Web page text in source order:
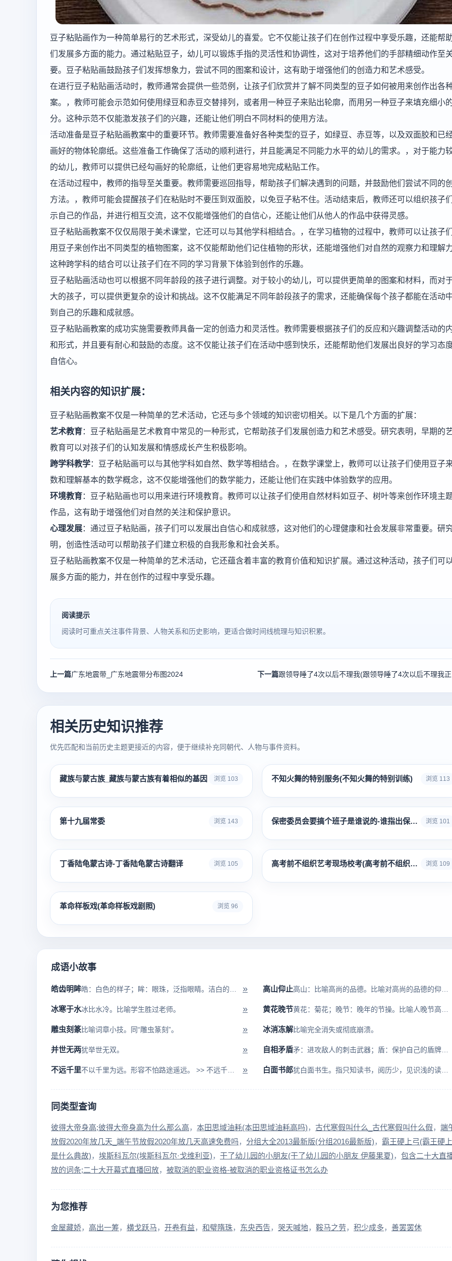
豆子粘贴画作为一种简单易行的艺术形式，深受幼儿的喜爱。它不仅能让孩子们在创作过程中享受乐趣，还能帮
们发展多方面的能力。通过粘贴豆子，幼儿可以锻炼手指的灵活性和协调性，这对于培养他们的手部精细动作至
要。豆子粘贴画鼓励孩子们发挥想象力，尝试不同的图案和设计，这有助于增强他们的创造力和艺术感受。
在进行豆子粘贴画活动时，教师通常会提供一些范例，让孩子们欣赏并了解不同类型的豆子如何被用来创作出各
案。，教师可能会示范如何使用绿豆和赤豆交替排列，或者用一种豆子来贴出轮廓，而用另一种豆子来填充细小
分。这种示范不仅能激发孩子们的兴趣，还能让他们明白不同材料的使用方法。
活动准备是豆子粘贴画教案中的重要环节。教师需要准备好各种类型的豆子，如绿豆、赤豆等，以及双面胶和已
画好的物体轮廓纸。这些准备工作确保了活动的顺利进行，并且能满足不同能力水平的幼儿的需求。，对于能力
的幼儿，教师可以提供已经勾画好的轮廓纸，让他们更容易地完成粘贴工作。
在活动过程中，教师的指导至关重要。教师需要巡回指导，帮助孩子们解决遇到的问题，并鼓励他们尝试不同的
方法。，教师可能会提醒孩子们在粘贴时不要压到双面胶，以免豆子粘不住。活动结束后，教师还可以组织孩子
示自己的作品，并进行相互交流，这不仅能增强他们的自信心，还能让他们从他人的作品中获得灵感。
豆子粘贴画教案不仅仅局限于美术课堂，它还可以与其他学科相结合。，在学习植物的过程中，教师可以让孩子
用豆子来创作出不同类型的植物图案，这不仅能帮助他们记住植物的形状，还能增强他们对自然的观察力和理解
这种跨学科的结合可以让孩子们在不同的学习背景下体验到创作的乐趣。
豆子粘贴画活动也可以根据不同年龄段的孩子进行调整。对于较小的幼儿，可以提供更简单的图案和材料，而对
大的孩子，可以提供更复杂的设计和挑战。这不仅能满足不同年龄段孩子的需求，还能确保每个孩子都能在活动
到自己的乐趣和成就感。
豆子粘贴画教案的成功实施需要教师具备一定的创造力和灵活性。教师需要根据孩子们的反应和兴趣调整活动的
和形式，并且要有耐心和鼓励的态度。这不仅能让孩子们在活动中感到快乐，还能帮助他们发展出良好的学习态
自信心。
相关内容的知识扩展：
豆子粘贴画教案不仅是一种简单的艺术活动，它还与多个领域的知识密切相关。以下是几个方面的扩展：
艺术教育：豆子粘贴画是艺术教育中常见的一种形式，它帮助孩子们发展创造力和艺术感受。研究表明，早期的
教育可以对孩子们的认知发展和情感成长产生积极影响。
跨学科教学：豆子粘贴画可以与其他学科如自然、数学等相结合。，在数学课堂上，教师可以让孩子们使用豆子
数和理解基本的数学概念，这不仅能增强他们的数学能力，还能让他们在实践中体验数学的应用。
环境教育：豆子粘贴画也可以用来进行环境教育。教师可以让孩子们使用自然材料如豆子、树叶等来创作环境主
作品，这有助于增强他们对自然的关注和保护意识。
心理发展：通过豆子粘贴画，孩子们可以发展出自信心和成就感，这对他们的心理健康和社会发展非常重要。研
明，创造性活动可以帮助孩子们建立积极的自我形象和社会关系。
豆子粘贴画教案不仅是一种简单的艺术活动，它还蕴含着丰富的教育价值和知识扩展。通过这种活动，孩子们可
展多方面的能力，并在创作的过程中享受乐趣。
阅读提示
阅读时可重点关注事件背景、人物关系和历史影响，更适合做时间线梳理与知识积累。
上一篇广东地震带_广东地震带分布图2024 下一篇
相关历史知识推荐
优先匹配和当前历史主题更接近的内容，便于继续补充同朝代、人物与事件资料。
藏族与蒙古族_藏族与蒙古族有着相似的基因 浏览 103 不知火舞的特别服务(不知火舞的特别训练) 浏览 113
第十九届常委 浏览 143 保密委员会要搞个班子是谁说的-谁指出保密委员会要搞几个班子 浏览 101
丁香陆龟蒙古诗-丁香陆龟蒙古诗翻译 浏览 105 高考前不组织艺考现场校考(高考前不组织艺考现场校考会怎么样) 浏览 109
革命样板戏(革命样板戏剧照) 浏览 96
成语小故事
皓齿明眸 » 高山仰止
冰寒于水冰比水冷。比喻学生胜过老师。 » 黄花晚节
雕虫刻篆比喻词章小技。同“雕虫篆刻”。 » 冰消冻解比喻完全消失或彻底崩溃。
并世无两犹举世无双。 » 自相矛盾
不远千里 » 白面书郎
同类型查询
彼得大帝身高;彼得大帝身高为什么那么高 本田思域油耗(本田思域油耗高吗) 古代寒假叫什么_古代寒假叫什么假
端
放假2020年放几天_端午节放假2020年放几天高速免费吗
分组大全2013最新版(分组2016最新版)
霸王硬上弓(霸王硬
是什么典故)
埃斯科瓦尔(埃斯科瓦尔·戈维利亚) 干了幼儿园的小朋友(干了幼儿园的小朋友 伊藤果夏)
包含二十大直
放的词条;二十大开幕式直播回放
被取消的职业资格-被取消的职业资格证书怎么办
为您推荐
金屋藏娇 高出一筹 横戈跃马 开卷有益 和璧隋珠 东央西告 哭天喊地 鞍马之劳 积少成多 善罢罢休